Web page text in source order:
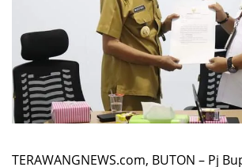
TERAWANGNEWS.com, BUTON – Pj